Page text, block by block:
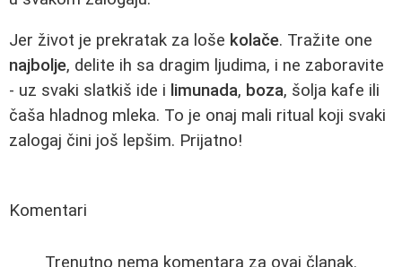
Jer život je prekratak za loše kolače. Tražite one
najbolje, delite ih sa dragim ljudima, i ne zaboravite
- uz svaki slatkiš ide i limunada, boza, šolja kafe ili
čaša hladnog mleka. To je onaj mali ritual koji svaki
zalogaj čini još lepšim. Prijatno!
Komentari
Trenutno nema komentara za ovaj članak.